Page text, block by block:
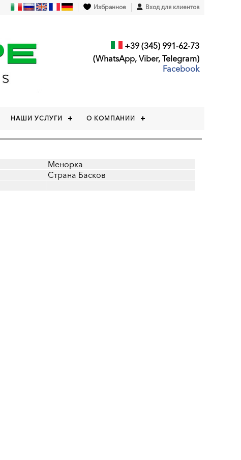
Избранное Вход для клиентов
+39 (345) 991-62-73
(WhatsApp, Viber, Telegram)
Facebook
НАШИ УСЛУГИ О КОМПАНИИ
Менорка
Страна Басков